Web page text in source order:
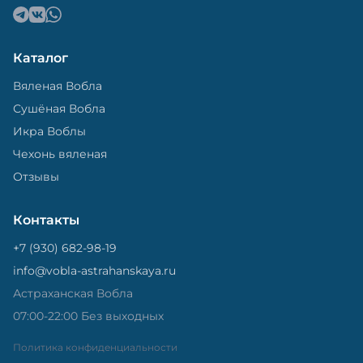
Каталог
Вяленая Вобла
Сушёная Вобла
Икра Воблы
Чехонь вяленая
Отзывы
Контакты
+7 (930) 682-98-19
info@vobla-astrahanskaya.ru
Астраханская Вобла
07:00-22:00 Без выходных
Политика конфиденциальности